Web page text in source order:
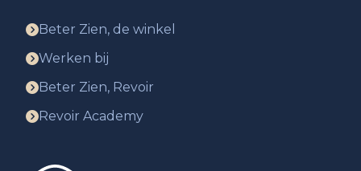
Beter Zien, de winkel
Werken bij
Beter Zien, Revoir
Revoir Academy